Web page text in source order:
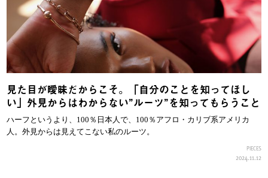
見た目が曖昧だからこそ。「自分のことを知ってほし
い」外見からはわからない”ルーツ”を知ってもらうこと
ハーフというより、100％日本人で、100％アフロ・カリブ系アメリカ
人。外見からは見えてこない私のルーツ。
PIECES
2024.11.12